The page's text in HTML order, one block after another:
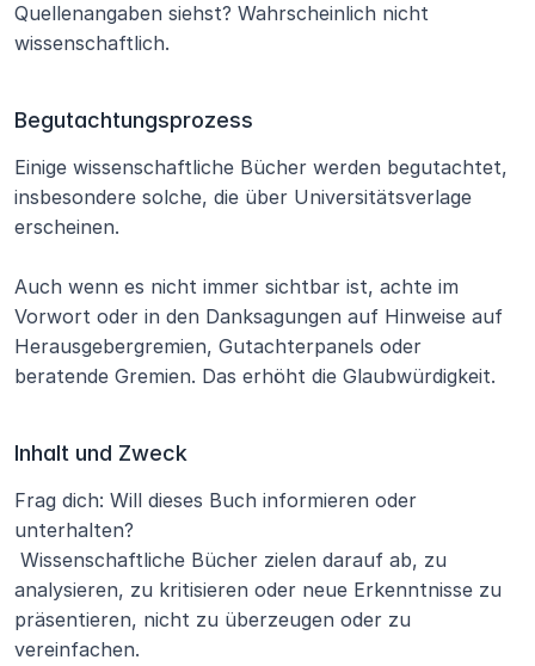
Quellenangaben siehst? Wahrscheinlich nicht
wissenschaftlich.
Begutachtungsprozess
Einige wissenschaftliche Bücher werden begutachtet,
insbesondere solche, die über Universitätsverlage
erscheinen.
Auch wenn es nicht immer sichtbar ist, achte im
Vorwort oder in den Danksagungen auf Hinweise auf
Herausgebergremien, Gutachterpanels oder
beratende Gremien. Das erhöht die Glaubwürdigkeit.
Inhalt und Zweck
Frag dich: Will dieses Buch informieren oder
unterhalten?
analysieren, zu kritisieren oder neue Erkenntnisse zu
präsentieren, nicht zu überzeugen oder zu
vereinfachen.